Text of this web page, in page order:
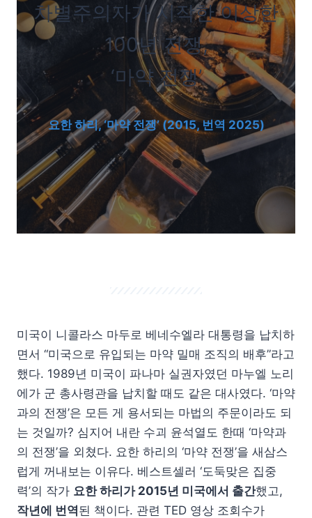
차별주의자가 시작한 이상한
100년 전쟁,
‘마약 전쟁’
요한 하리, ‘마약 전쟁’ (2015, 번역 2025)
미국이 니콜라스 마두로 베네수엘라 대통령을 납치하
면서 “미국으로 유입되는 마약 밀매 조직의 배후”라고
했다. 1989년 미국이 파나마 실권자였던 마누엘 노리
에가 군 총사령관을 납치할 때도 같은 대사였다. ‘마약
과의 전쟁’은 모든 게 용서되는 마법의 주문이라도 되
는 것일까? 심지어 내란 수괴 윤석열도 한때 ‘마약과
의 전쟁’을 외쳤다. 요한 하리의 ‘마약 전쟁’을 새삼스
럽게 꺼내보는 이유다. 베스트셀러 ‘도둑맞은 집중
력’의 작가 요한 하리가 2015년 미국에서 출간했고,
작년에 번역된 책이다. 관련 TED 영상 조회수가